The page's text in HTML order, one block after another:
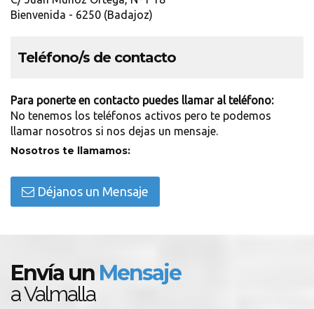
Bienvenida - 6250 (Badajoz)
Teléfono/s de contacto
Para ponerte en contacto puedes llamar al teléfono:
No tenemos los teléfonos activos pero te podemos
llamar nosotros si nos dejas un mensaje.
Nosotros te llamamos:
Déjanos un Mensaje
Envía un Mensaje
a Valmalla